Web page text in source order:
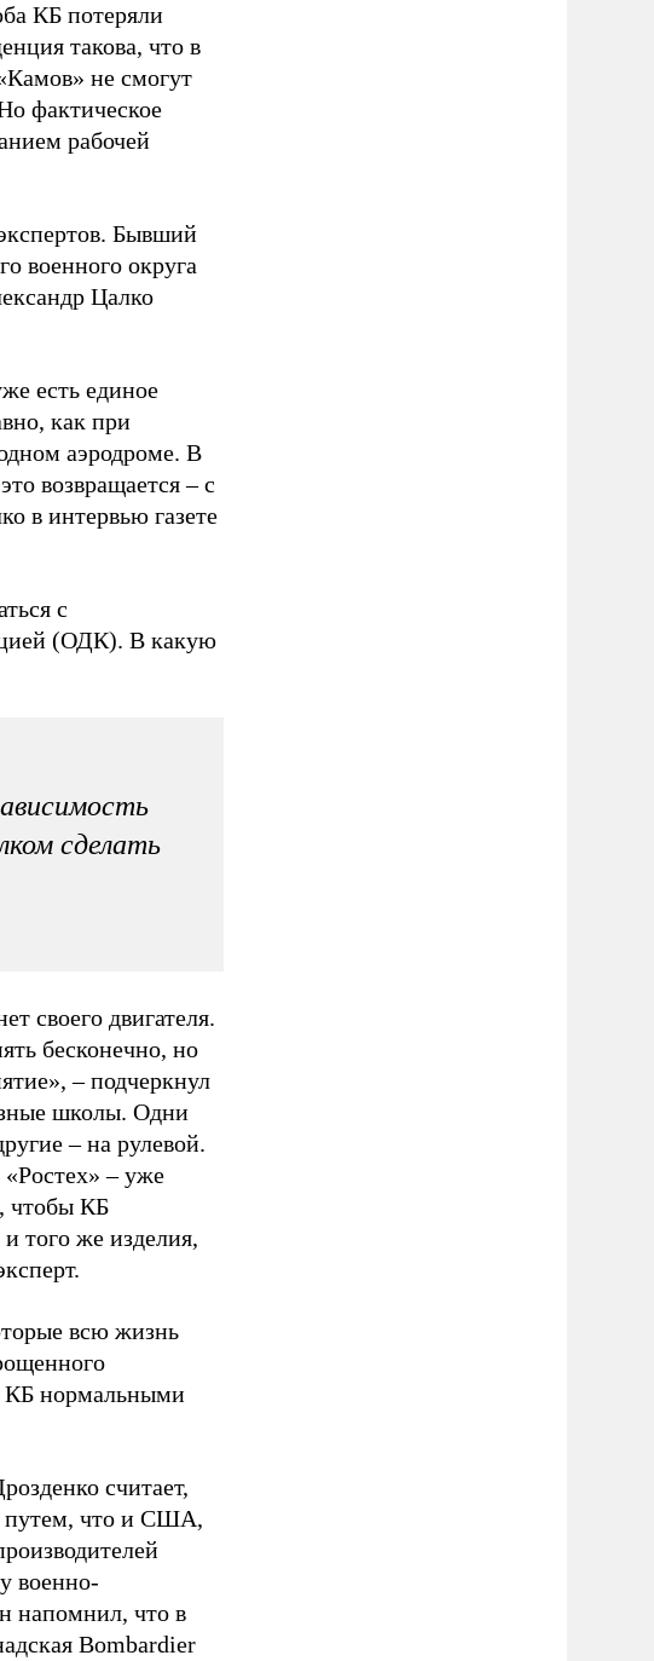
КБ потеряли
такова, что в
не смогут
фактическое
рабочей
Бывший
военного округа
Цалко
есть единое
как при
аэродроме. В
возвращается – с
в интервью газете
с
(ОДК). В какую
сделать
своего двигателя.
бесконечно, но
– подчеркнул
школы. Одни
– на рулевой.
– уже
чтобы КБ
того же изделия,
всю жизнь
КБ нормальными
считает,
путем, что и США,
военно-
напомнил, что в
Bombardier